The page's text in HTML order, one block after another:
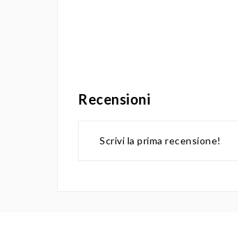
Recensioni
Scrivi la prima recensione!